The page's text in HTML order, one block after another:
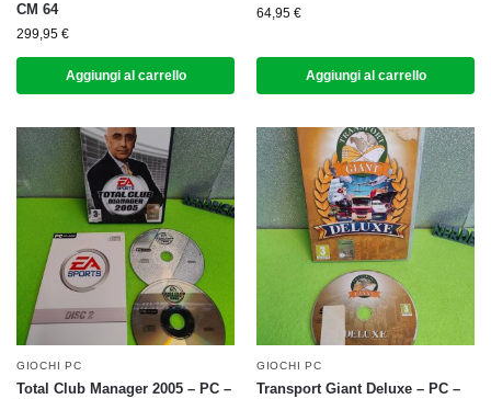
CM 64
299,95 €
Aggiungi al carrello
64,95 €
Aggiungi al carrello
GIOCHI PC
Total Club Manager 2005 – PC –
GIOCHI PC
Transport Giant Deluxe – PC –